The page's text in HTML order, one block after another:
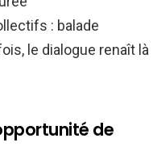
: balade
le dialogue renaît là
de